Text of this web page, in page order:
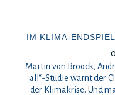
IM KLIMA-
Martin von Broock,
all“-Studie warnt der
der Klimakrise. Und